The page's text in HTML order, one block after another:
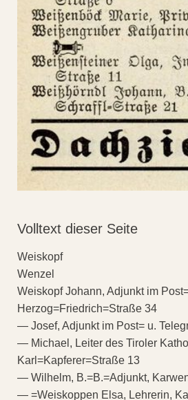
Volltext dieser Seite
Weiskopf
Wenzel
Weiskopf Johann, Adjunkt im
Herzog=Friedrich=Straße 34
— Josef, Adjunkt im Post= u.
— Michael, Leiter des Tiroler
Karl=Kapferer=Straße 13
— Wilhelm, B.=B.=Adjunkt,
— =Weiskoppen Elsa, Lehrerin,